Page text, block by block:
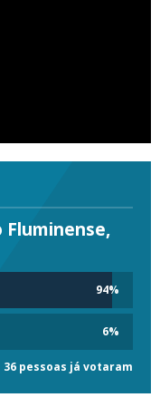
94%
6%
36 pessoas já votaram